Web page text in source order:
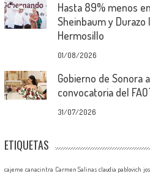
Hasta 89% menos
Sheinbaum y
Hermosillo
01/08/2026
Gobierno de Sonora
convocatoria del
31/07/2026
ETIQUETAS
cajeme canacintra Carmen Salinas claudia pablovich